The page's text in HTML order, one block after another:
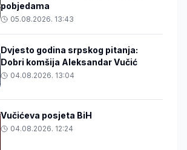
pobjedama
05.08.2026. 13:43
Dvjesto godina srpskog pitanja:
Dobri komšija Aleksandar Vučić
04.08.2026. 13:04
Vučićeva posjeta BiH
04.08.2026. 12:24